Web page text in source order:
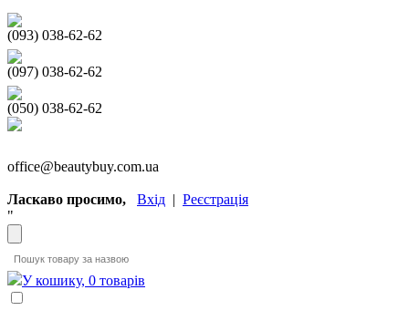
(093) 038-62-62
(097) 038-62-62
(050) 038-62-62
office@beautybuy.com.ua
Ласкаво просимо, Вхід | Реєстрація
"
У кошику, 0 товарів